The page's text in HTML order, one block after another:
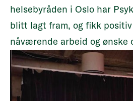
helsebyråden i Oslo har
blitt lagt fram, og fikk
nåværende arbeid og ønske